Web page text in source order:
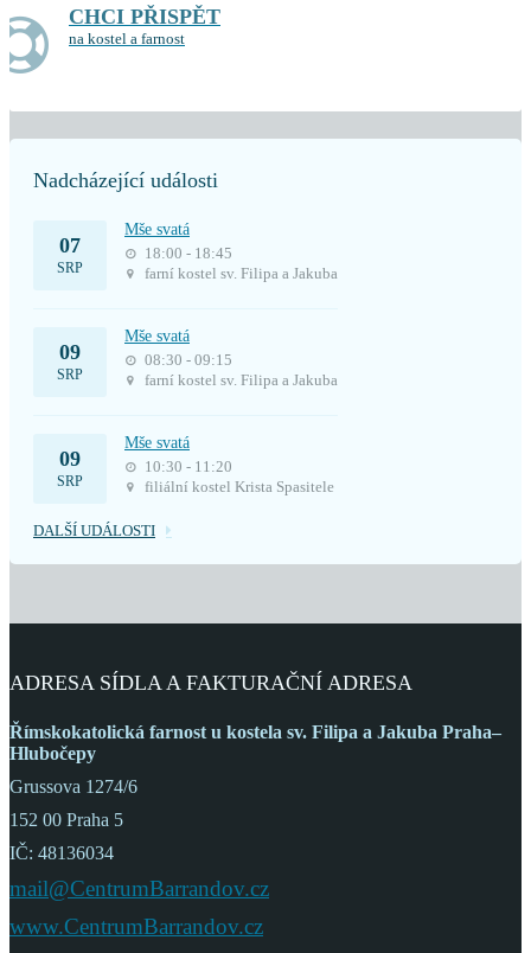
CHCI PŘISPĚT
na kostel a farnost
Nadcházející události
07
SRP
Mše svatá
18:00 - 18:45
farní kostel sv. Filipa a Jakuba
09
SRP
Mše svatá
08:30 - 09:15
farní kostel sv. Filipa a Jakuba
09
SRP
Mše svatá
10:30 - 11:20
filiální kostel Krista Spasitele
DALŠÍ UDÁLOSTI
ADRESA SÍDLA A FAKTURAČNÍ ADRESA
Římskokatolická farnost u kostela sv. Filipa a Jakuba Praha–
Hlubočepy
Grussova 1274/6
152 00 Praha 5
IČ: 48136034
mail@CentrumBarrandov.cz
www.CentrumBarrandov.cz